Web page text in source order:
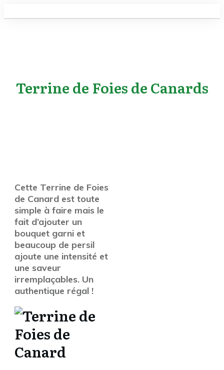
Terrine de Foies de Canards
Cette Terrine de Foies
de Canard est toute
simple à faire mais le
fait d’ajouter un
bouquet garni et
beaucoup de persil
ajoute une intensité et
une saveur
irremplaçables. Un
authentique régal !